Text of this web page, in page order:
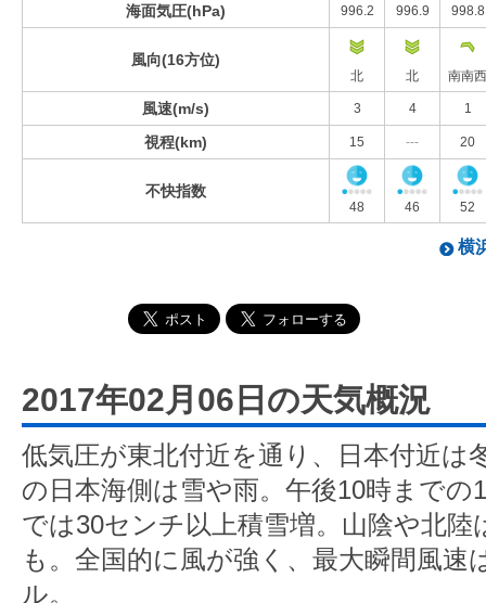
海面気圧(hPa) 996.2 996.9 998.8
風向(16方位)
北 北 南南西
風速(m/s) 3 4 1
視程(km) 15 --- 20
不快指数
48 46 52
横
2017年02月06日の天気概況
低気圧が東北付近を通り、日本付近は
の日本海側は雪や雨。午後10時までの
では30センチ以上積雪増。山陰や北
も。全国的に風が強く、最大瞬間風速
ル。